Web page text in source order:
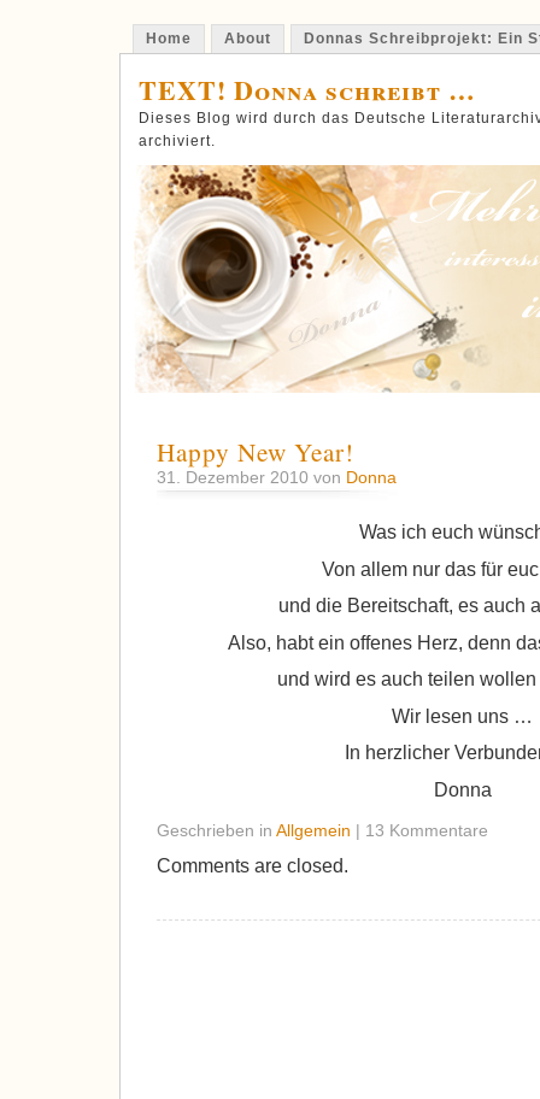
Home About Donnas Schreibprojekt: Ein
TEXT! Donna schreibt …
Dieses Blog wird durch das Deutsche
archiviert.
Happy New Year!
31. Dezember 2010 von Donna
Was ich euch
Von allem nur das für
und die Bereitschaft, es auch
Also, habt ein offenes Herz, denn
und wird es auch teilen
Wir lesen uns …
In herzlicher
Donna
Geschrieben in Allgemein | 13 Kommentare
Comments are closed.